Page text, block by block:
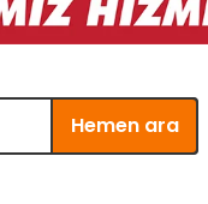
Hemen ara